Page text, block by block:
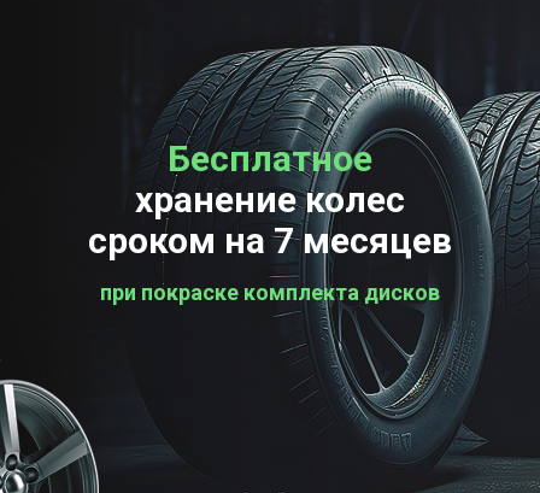
Бесплатное
хранение колес
сроком на 7 месяцев
при покраске комплекта дисков
Бесплатная
проверка колес